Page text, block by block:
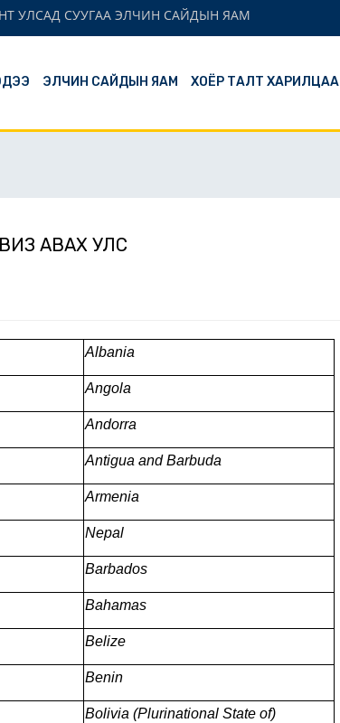
УЛСАД СУУГАА ЭЛЧИН САЙДЫН ЯАМ
ЭЛЧИН САЙДЫН ЯАМ ХОЁР ТАЛТ ХАРИЛЦАА
АВАХ УЛС
Albania
Angola
Andorra
Antigua and Barbuda
Armenia
Nepal
Barbados
Bahamas
Belize
Benin
Bolivia (Plurinational State of)